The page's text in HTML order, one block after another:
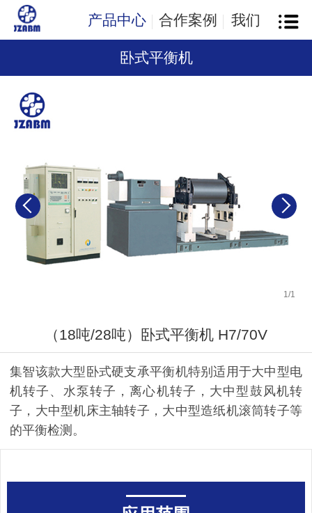
产品中心 合作案例 我们
卧式平衡机
1 /1
（18吨/28吨）卧式平衡机 H7/70V
集智该款大型卧式硬支承平衡机特别适用于大中型电
机转子、水泵转子，离心机转子，大中型鼓风机转
子，大中型机床主轴转子，大中型造纸机滚筒转子等
的平衡检测。